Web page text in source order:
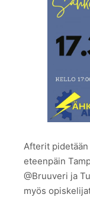
Afterit pidetään
eteenpäin
@Bruuveri ja
myös